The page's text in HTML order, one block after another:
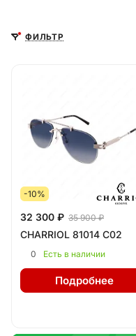
ФИЛЬТР
-10%
32 300 ₽ 35 900 ₽
CHARRIOL 81014 C02
0 Есть в наличии
Подробнее